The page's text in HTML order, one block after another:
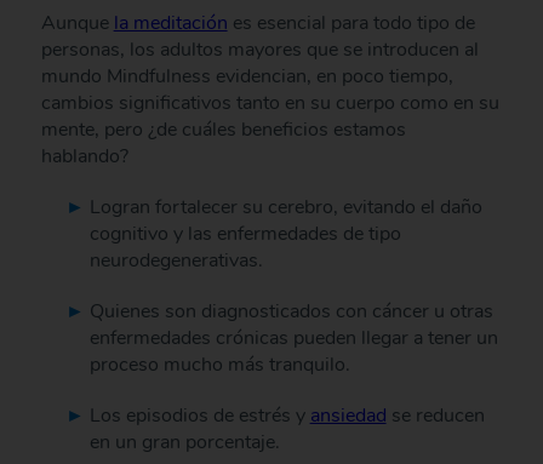
Aunque la meditación es esencial para todo tipo de
personas, los adultos mayores que se introducen al
mundo Mindfulness evidencian, en poco tiempo,
cambios significativos tanto en su cuerpo como en su
mente, pero ¿de cuáles beneficios estamos
hablando?
Logran fortalecer su cerebro, evitando el daño
cognitivo y las enfermedades de tipo
neurodegenerativas.
Quienes son diagnosticados con cáncer u otras
enfermedades crónicas pueden llegar a tener un
proceso mucho más tranquilo.
Los episodios de estrés y ansiedad se reducen
en un gran porcentaje.